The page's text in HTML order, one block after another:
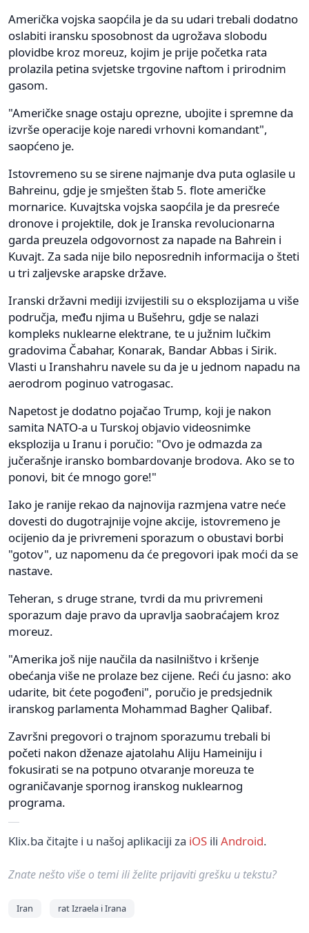
Američka vojska saopćila je da su udari trebali dodatno
oslabiti iransku sposobnost da ugrožava slobodu
plovidbe kroz moreuz, kojim je prije početka rata
prolazila petina svjetske trgovine naftom i prirodnim
gasom.
"Američke snage ostaju oprezne, ubojitе i spremne da
izvrše operacije koje naredi vrhovni komandant",
saopćeno je.
Istovremeno su se sirene najmanje dva puta oglasile u
Bahreinu, gdje je smješten štab 5. flote američke
mornarice. Kuvajtska vojska saopćila je da presreće
dronove i projektile, dok je Iranska revolucionarna
garda preuzela odgovornost za napade na Bahrein i
Kuvajt. Za sada nije bilo neposrednih informacija o šteti
u tri zaljevske arapske države.
Iranski državni mediji izvijestili su o eksplozijama u više
područja, među njima u Bušehru, gdje se nalazi
kompleks nuklearne elektrane, te u južnim lučkim
gradovima Čabahar, Konarak, Bandar Abbas i Sirik.
Vlasti u Iranshahru navele su da je u jednom napadu na
aerodrom poginuo vatrogasac.
Napetost je dodatno pojačao Trump, koji je nakon
samita NATO-a u Turskoj objavio videosnimke
eksplozija u Iranu i poručio: "Ovo je odmazda za
jučerašnje iransko bombardovanje brodova. Ako se to
ponovi, bit će mnogo gore!"
Iako je ranije rekao da najnovija razmjena vatre neće
dovesti do dugotrajnije vojne akcije, istovremeno je
ocijenio da je privremeni sporazum o obustavi borbi
"gotov", uz napomenu da će pregovori ipak moći da se
nastave.
Teheran, s druge strane, tvrdi da mu privremeni
sporazum daje pravo da upravlja saobraćajem kroz
moreuz.
"Amerika još nije naučila da nasilništvo i kršenje
obećanja više ne prolaze bez cijene. Reći ću jasno: ako
udarite, bit ćete pogođeni", poručio je predsjednik
iranskog parlamenta Mohammad Bagher Qalibaf.
Završni pregovori o trajnom sporazumu trebali bi
početi nakon dženaze ajatolahu Aliju Hameiniju i
fokusirati se na potpuno otvaranje moreuza te
ograničavanje spornog iranskog nuklearnog
programa.
Klix.ba čitajte i u našoj aplikaciji za iOS ili Android.
Znate nešto više o temi ili želite prijaviti grešku u tekstu?
Iran rat Izraela i Irana